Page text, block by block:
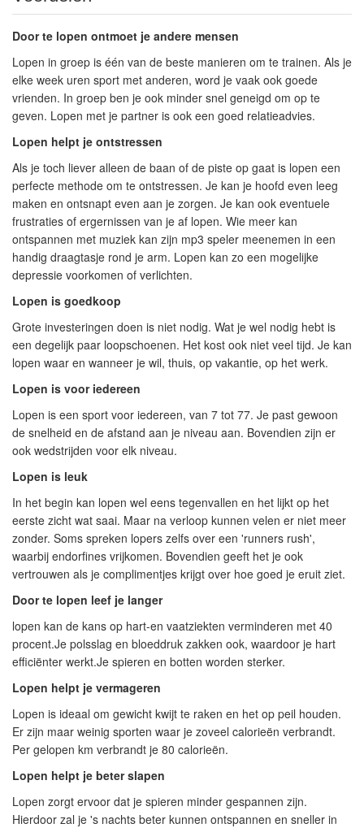
Door te lopen ontmoet je andere mensen
Lopen in groep is één van de beste manieren om te trainen. Als je
elke week uren sport met anderen, word je vaak ook goede
vrienden. In groep ben je ook minder snel geneigd om op te
geven. Lopen met je partner is ook een goed relatieadvies.
Lopen helpt je ontstressen
Als je toch liever alleen de baan of de piste op gaat is lopen een
perfecte methode om te ontstressen. Je kan je hoofd even leeg
maken en ontsnapt even aan je zorgen. Je kan ook eventuele
frustraties of ergernissen van je af lopen. Wie meer kan
ontspannen met muziek kan zijn mp3 speler meenemen in een
handig draagtasje rond je arm. Lopen kan zo een mogelijke
depressie voorkomen of verlichten.
Lopen is goedkoop
Grote investeringen doen is niet nodig. Wat je wel nodig hebt is
een degelijk paar loopschoenen. Het kost ook niet veel tijd. Je kan
lopen waar en wanneer je wil, thuis, op vakantie, op het werk.
Lopen is voor iedereen
Lopen is een sport voor iedereen, van 7 tot 77. Je past gewoon
de snelheid en de afstand aan je niveau aan. Bovendien zijn er
ook wedstrijden voor elk niveau.
Lopen is leuk
In het begin kan lopen wel eens tegenvallen en het lijkt op het
eerste zicht wat saai. Maar na verloop kunnen velen er niet meer
zonder. Soms spreken lopers zelfs over een 'runners rush',
waarbij endorfines vrijkomen. Bovendien geeft het je ook
vertrouwen als je complimentjes krijgt over hoe goed je eruit ziet.
Door te lopen leef je langer
lopen kan de kans op hart-en vaatziekten verminderen met 40
procent.Je polsslag en bloeddruk zakken ook, waardoor je hart
efficiënter werkt.Je spieren en botten worden sterker.
Lopen helpt je vermageren
Lopen is ideaal om gewicht kwijt te raken en het op peil houden.
Er zijn maar weinig sporten waar je zoveel calorieën verbrandt.
Per gelopen km verbrandt je 80 calorieën.
Lopen helpt je beter slapen
Lopen zorgt ervoor dat je spieren minder gespannen zijn.
Hierdoor zal je 's nachts beter kunnen ontspannen en sneller in